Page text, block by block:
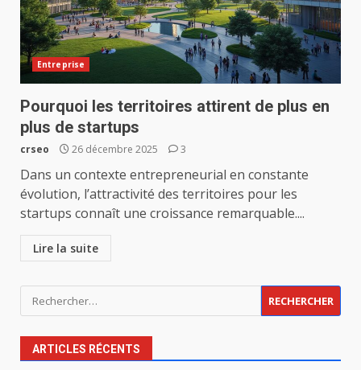
Entreprise
Pourquoi les territoires attirent de plus en
plus de startups
crseo 26 décembre 2025 3
Dans un contexte entrepreneurial en constante
évolution, l’attractivité des territoires pour les
startups connaît une croissance remarquable....
Lire la suite
Rechercher :
ARTICLES RÉCENTS